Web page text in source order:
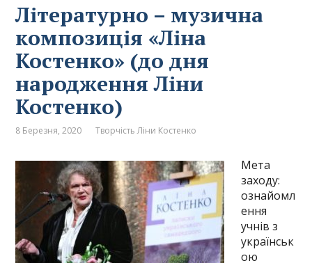
Літературно – музична
композиція «Ліна
Костенко» (до дня
народження Ліни
Костенко)
8 Березня, 2020 Творчість Ліни Костенко
Мета
заходу:
ознайомл
ення
учнів з
українськ
ою